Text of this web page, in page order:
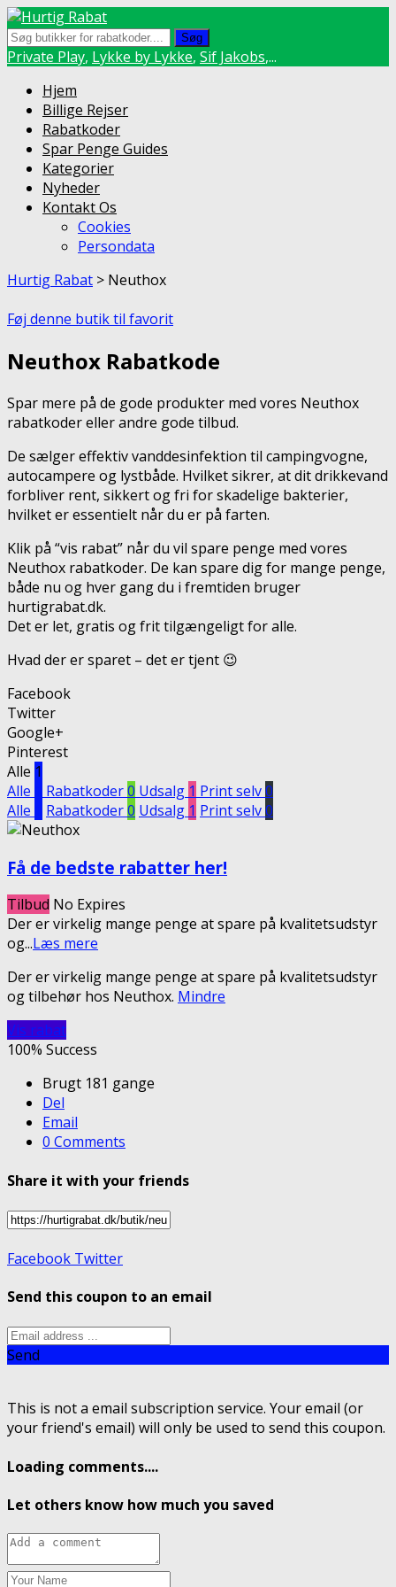
Søg
Private Play, Lykke by Lykke, Sif Jakobs,...
Skip
content
Hjem
Billige Rejser
Rabatkoder
Spar Penge Guides
Kategorier
Nyheder
Kontakt Os
Cookies
Persondata
Hurtig Rabat > Neuthox
Føj denne butik til favorit
Neuthox Rabatkode
Spar mere på de gode produkter med vores Neuthox
rabatkoder eller andre gode tilbud.
De sælger effektiv vanddesinfektion til campingvogne,
autocampere og lystbåde. Hvilket sikrer, at dit drikkevand
forbliver rent, sikkert og fri for skadelige bakterier,
hvilket er essentielt når du er på farten.
Klik på “vis rabat” når du vil spare penge med vores
Neuthox rabatkoder. De kan spare dig for mange penge,
både nu og hver gang du i fremtiden bruger
hurtigrabat.dk.
Det er let, gratis og frit tilgængeligt for alle.
Hvad der er sparet – det er tjent 😉
Facebook
Twitter
Google+
Pinterest
Alle 1
Alle
Rabatkoder0 Udsalg 1 Print selv0
Alle
Rabatkoder0 Udsalg 1 Print selv0
Få de bedste rabatter her!
Tilbud No Expires
Der er virkelig mange penge at spare på kvalitetsudstyr
og...Læs mere
Der er virkelig mange penge at spare på kvalitetsudstyr
og tilbehør hos Neuthox. Mindre
Vis rabat
100% Success
Brugt 181 gange
Del
Email
0 Comments
Share it with your friends
Facebook Twitter
Send this coupon to an email
Send
This is not a email subscription service. Your email (or
your friend's email) will only be used to send this coupon.
Loading comments....
Let others know how much you saved